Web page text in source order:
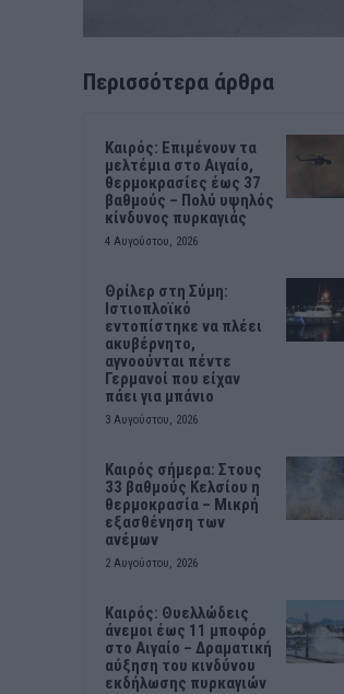
Περισσότερα άρθρα
Καιρός: Επιμένουν τα
μελτέμια στο Αιγαίο,
θερμοκρασίες έως 37
βαθμούς – Πολύ υψηλός
κίνδυνος πυρκαγιάς
4 Αυγούστου, 2026
Θρίλερ στη Σύμη:
Ιστιοπλοϊκό
εντοπίστηκε να πλέει
ακυβέρνητο,
αγνοούνται πέντε
Γερμανοί που είχαν
πάει για μπάνιο
3 Αυγούστου, 2026
Καιρός σήμερα: Στους
33 βαθμούς Κελσίου η
θερμοκρασία – Μικρή
εξασθένηση των
ανέμων
2 Αυγούστου, 2026
Καιρός: Θυελλώδεις
άνεμοι έως 11 μποφόρ
στο Αιγαίο – Δραματική
αύξηση του κινδύνου
εκδήλωσης πυρκαγιών